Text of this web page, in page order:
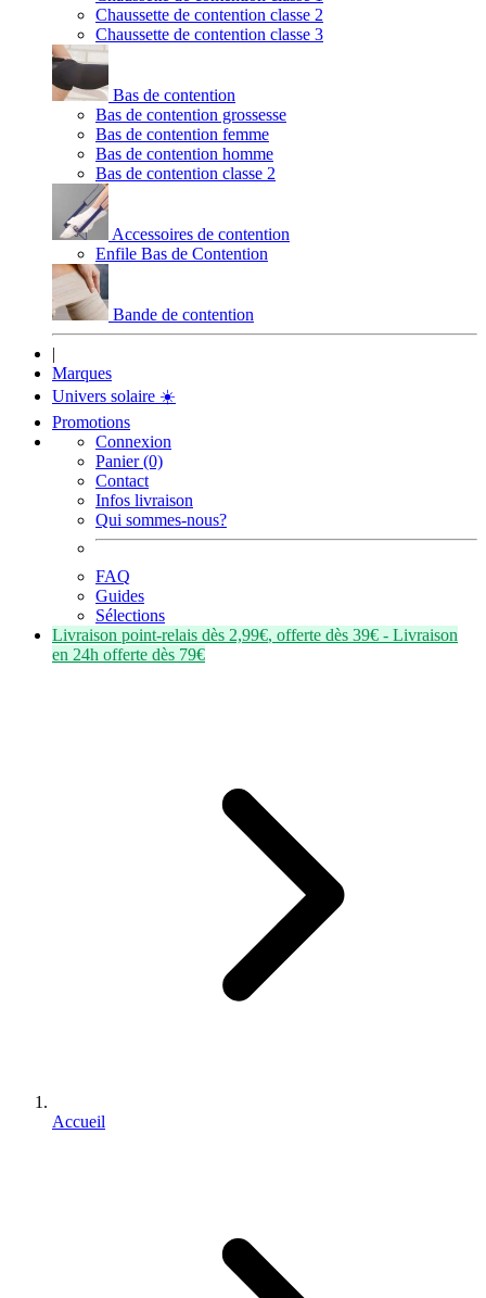
Chaussette de contention classe 2
Chaussette de contention classe 3
Bas de contention
Bas de contention grossesse
Bas de contention femme
Bas de contention homme
Bas de contention classe 2
Accessoires de contention
Enfile Bas de Contention
Bande de contention
|
Marques
Univers solaire ☀️
Promotions
Connexion
Panier (0)
Contact
Infos livraison
Qui sommes-nous?
FAQ
Guides
Sélections
Livraison point-relais dès 2,99€, offerte dès 39€ - Livraison
en 24h offerte dès 79€
Accueil